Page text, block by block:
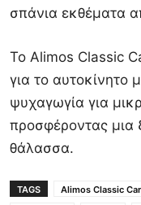
σπάνια εκθέματα
Το Alimos Classic
για το αυτοκίνητο
ψυχαγωγία για
προσφέροντας μια
θάλασσα.
TAGS Alimos Classic